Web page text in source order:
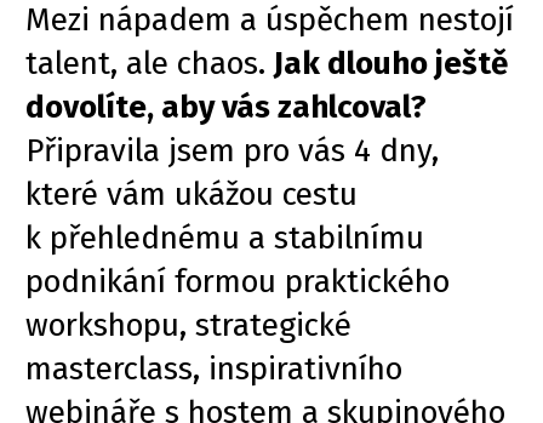
Mezi nápadem a úspěchem nestojí
talent, ale chaos.Jak dlouho ještě
dovolíte, aby vás zahlcoval?
Připravila jsem pro vás 4 dny,
které vám ukážou cestu
k přehlednému a stabilnímu
podnikání formou praktického
workshopu, strategické
masterclass, inspirativního
webináře s hostem a skupinového